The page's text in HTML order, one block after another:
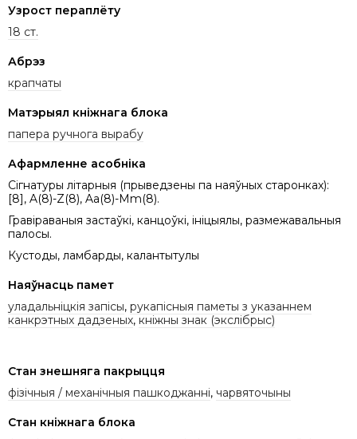
Узрост пераплёту
18 ст.
Абрэз
крапчаты
Матэрыял кніжнага блока
папера ручнога вырабу
Афармленне асобніка
Сігнатуры літарныя (прыведзены па наяўных старонках):
[8], A(8)-Z(8), Aa(8)-Mm(8).
Гравіраваныя застаўкі, канцоўкі, ініцыялы, размежавальныя
палосы.
Кустоды, ламбарды, калантытулы
Наяўнасць памет
уладальніцкія запісы, рукапісныя паметы з указаннем
канкрэтных дадзеных, кніжны знак (экслібрыс)
Стан знешняга пакрыцця
фізічныя / механічныя пашкоджанні, чарвяточыны
Стан кніжнага блока